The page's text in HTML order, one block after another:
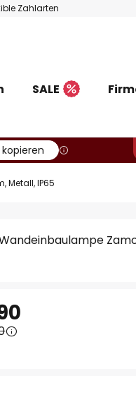
Zahlarten
SALE
kopieren
Metall, IP65